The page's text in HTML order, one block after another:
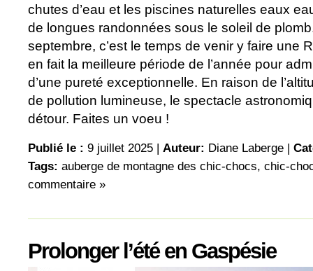
chutes d’eau et les piscines naturelles eaux
de longues randonnées sous le soleil de
septembre, c’est le temps de venir y faire une
en fait la meilleure période de l’année pour
d’une pureté exceptionnelle. En raison de
de pollution lumineuse, le spectacle
détour. Faites un voeu !
Publié le : 9 juillet 2025 | Auteur: Diane Laberge |
Tags: auberge de montagne des chic-chocs, chic-
commentaire »
Prolonger l’été en Gaspésie